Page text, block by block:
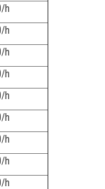
h
h
h
h
h
h
h
h
h